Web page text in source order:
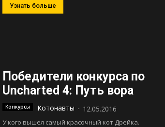
Узнать больше
Победители конкурса по
Uncharted 4: Путь вора
Конкурсы Котонавты - 12.05.2016
У кого вышел самый красочный кот Дрейка.